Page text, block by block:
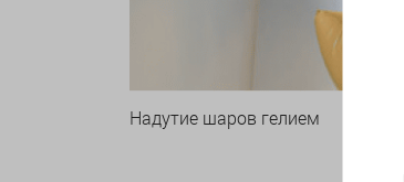
Надутие шаров гелием